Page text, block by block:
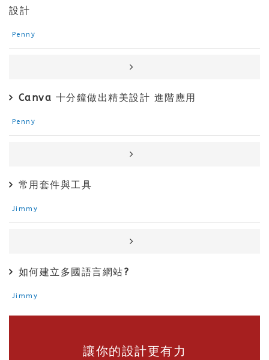
設計
Penny
Canva 十分鐘做出精美設計 進階應用
Penny
常用套件與工具
Jimmy
如何建立多國語言網站?
Jimmy
讓你的設計更有力